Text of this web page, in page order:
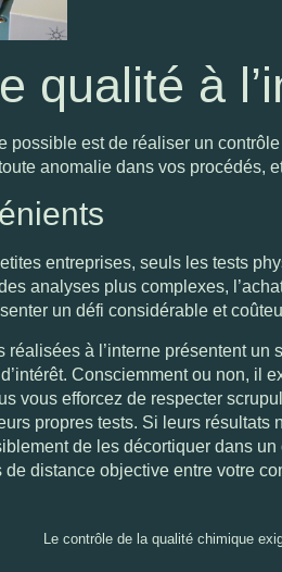
qualité à
possible est de réaliser un
anomalie dans vos procédés,
entreprises, seuls les tests
analyses plus complexes,
un défi considérable et
réalisées à l’interne présentent
Consciemment ou non, il
vous efforcez de respecter
propres tests. Si leurs
de les décortiquer dans
de distance objective entre votre
Le contrôle de la qualité chimique